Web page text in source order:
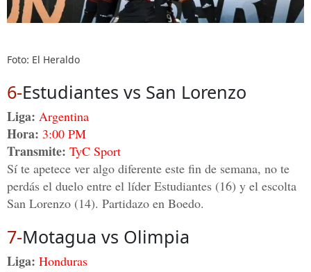
Foto: El Heraldo
6-Estudiantes vs San Lorenzo
Liga: Argentina
Hora: 3:00 PM
Transmite: TyC Sport
Sí te apetece ver algo diferente este fin de semana, no te
perdás el duelo entre el líder Estudiantes (16) y el escolta
San Lorenzo (14). Partidazo en Boedo.
7-Motagua vs Olimpia
Liga: Honduras